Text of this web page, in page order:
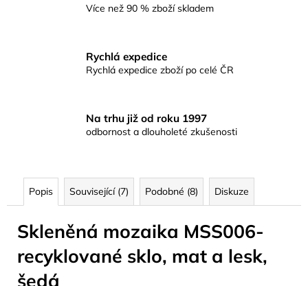
Více než 90 % zboží skladem
Rychlá expedice
Rychlá expedice zboží po celé ČR
Na trhu již od roku 1997
odbornost a dlouholeté zkušenosti
Popis Související (7) Podobné (8) Diskuze
Skleněná mozaika MSS006-
recyklované sklo, mat a lesk,
šedá